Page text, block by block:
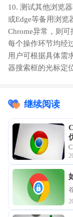
10. 测试其他浏览
或Edge等备用浏览
Chrome异常，则可
每个操作环节均经
用户可根据具体需
器搜索框的光标定
继续阅读